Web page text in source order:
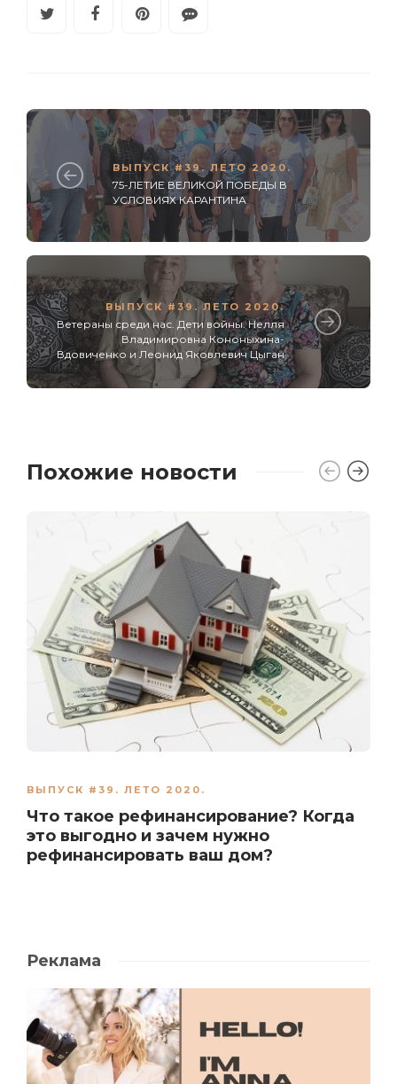
ВЫПУСК #39. ЛЕТО 2020.
75-ЛЕТИЕ ВЕЛИКОЙ ПОБЕДЫ В
УСЛОВИЯХ КАРАНТИНА
ВЫПУСК #39. ЛЕТО 2020.
Ветераны среди нас. Дети войны. Нелля
Владимировна Кононыхина-
Вдовиченко и Леонид Яковлевич Цыган
Похожие новости
ВЫПУСК #39. ЛЕТО 2020.
Что такое рефинансированиe? Когда
это выгодно и зачем нужно
рефинансировать ваш дом?
Реклама